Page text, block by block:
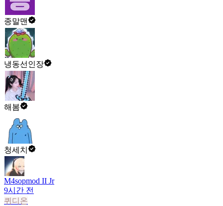
종말맨
냉동선인장
해봄
청세치
M4sopmod II Jr
9시간 전
퀴디온